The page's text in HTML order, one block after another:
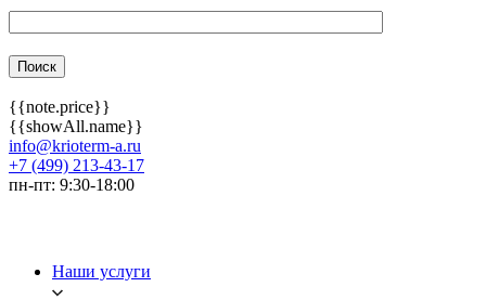
{{note.price}}
{{showAll.name}}
info@krioterm-a.ru
+7 (499) 213-43-17
пн-пт: 9:30-18:00
Наши услуги